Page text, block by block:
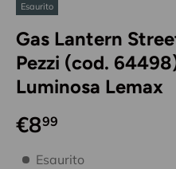
Esaurito
Gas Lantern
Pezzi (cod.
Luminosa Lemax
€899
disponibilità prodotto
Esaurito